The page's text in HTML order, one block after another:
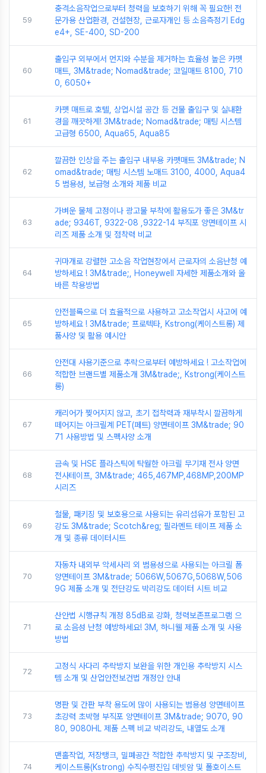
59
충격소음작업으로부터 청력을 보호하기 위해 꼭 필요한! 전
문가용 산업환경, 건설현장, 근로자개인 등 소음측정기 Edg
e4+, SE-400, SD-200
60
출입구 외부에서 먼지와 수분을 제거하는 효율성 높은 카펫
매트, 3M&trade; Nomad&trade; 코일매트 8100, 710
0, 6050+
61
카펫 매트로 호텔, 상업시설 공간 등 건물 출입구 및 실내환
경을 깨끗하게! 3M&trade; Nomad&trade; 매팅 시스템
고급형 6500, Aqua65, Aqua85
62
깔끔한 인상을 주는 출입구 내부용 카펫매트 3M&trade; N
omad&trade; 매팅 시스템 노매드 3100, 4000, Aqua4
5 범용성, 보급형 소개와 제품 비교
63
가벼운 물체 고정이나 광고물 부착에 활용도가 좋은 3M&tr
ade; 9346T, 9322-08 ,9322-14 부직포 양면테이프 시
리즈 제품 소개 및 점착력 비교
64
귀마개로 강렬한 고소음 작업현장에서 근로자의 소음난청 예
방하세요 ! 3M&trade;, Honeywell 자세한 제품소개와 올
바른 착용방법
65
안전블록으로 더 효율적으로 사용하고 고소작업시 사고에 예
방하세요 ! 3M&trade; 프로텍타, Kstrong(케이스트롱) 제
품사양 및 활용 예시안
66
안전대 사용기준으로 추락으로부터 예방하세요 ! 고소작업에
적합한 브랜드별 제품소개 3M&trade;, Kstrong(케이스트
롱)
67
캐리어가 찢어지지 않고, 초기 접착력과 재부착시 깔끔하게
떼어지는 아크릴계 PET(페트) 양면테이프 3M&trade; 90
71 사용방법 및 스펙사양 소개
68
금속 및 HSE 플라스틱에 탁월한 아크릴 무기재 전사 양면
전사테이프, 3M&trade; 465,467MP,468MP,200MP
시리즈
69
철물, 패키징 및 보호용으로 사용되는 유리섬유가 포함된 고
강도 3M&trade; Scotch&reg; 필라멘트 테이프 제품 소
개 및 종류 데이터시트
70
자동차 내외부 악세사리 외 범용성으로 사용되는 아크릴 폼
양면테이프 3M&trade; 5066W,5067G,5068W,506
9G 제품 소개 및 전단강도 박리강도 데이터 시트 비교
71
산안법 시행규칙 개정 85dB로 강화, 청력보존프로그램 으
로 소음성 난청 예방하세요! 3M, 하니웰 제품 소개 및 사용
방법
72
고정식 사다리 추락방지 보완을 위한 개인용 추락방지 시스
템 소개 및 산업안전보건법 개정안 안내
73
명판 및 간판 부착 용도에 많이 사용되는 범용성 양면테이프
초강력 초박형 부직포 양면테이프 3M&trade; 9070, 90
80, 9080HL 제품 스펙 비교 박리강도, 내열도 소개
74
맨홀작업, 저장탱크, 밀폐공간 적합한 추락방지 및 구조장비,
케이스트롱(Kstrong) 수직수평진입 데빗암 및 폴호이스트